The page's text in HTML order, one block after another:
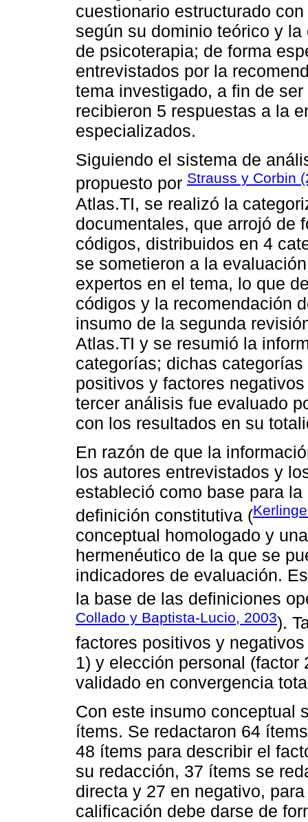
cuestionario estructurado
según su dominio teórico y
de psicoterapia; de forma
entrevistados por la
tema investigado, a fin de
recibieron 5 respuestas a la
especializados.
Siguiendo el sistema de
propuesto por Strauss y Corbin
Atlas.TI, se realizó la
documentales, que arrojó de
códigos, distribuidos en 4
se sometieron a la
expertos en el tema, lo que
códigos y la recomendación
insumo de la segunda
Atlas.TI y se resumió la
categorías; dichas
positivos y factores
tercer análisis fue evaluado
con los resultados en su
En razón de que la
los autores entrevistados y
estableció como base para
definición constitutiva (
conceptual homologado y
hermenéutico de la que se
indicadores de evaluación.
la base de las definiciones
Collado y Baptista-Lucio, 2003).
factores positivos y
1) y elección personal
validado en convergencia
Con este insumo conceptual
ítems. Se redactaron 64
48 ítems para describir el
su redacción, 37 ítems se
directa y 27 en negativo,
calificación debe darse de